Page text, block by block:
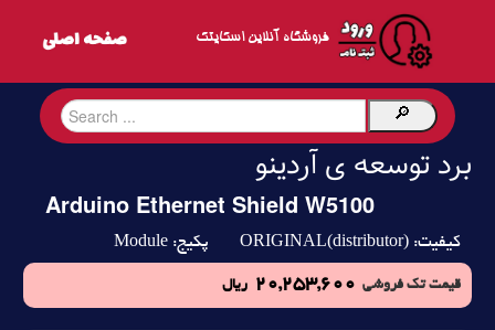
فروشگاه آنلاین اسکایتک
برد توسعه ی آردینو
Arduino Ethernet Shield W5100
کیفیت: ORIGINAL(distributor) پکیج: Module
قیمت تک فروشی 20,253,600 ریال